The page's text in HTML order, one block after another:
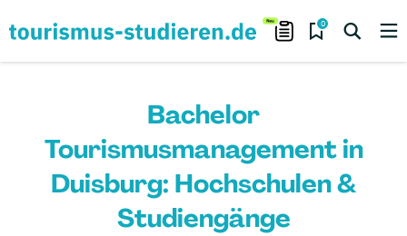
0
Bachelor
Tourismusmanagement in
Duisburg: Hochschulen &
Studiengänge